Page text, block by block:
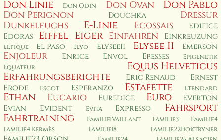
Don Linie Don Odin Don Ovan Don Pablo
Don Perignon Douchka
Dressur
Dunkelfuchs
E-Linie Ecossais
Edifice
Edoras
Eiffel Eiger Einfahren Einkreuzung
Elfique El Paso Elyo ElyseeII Elysee II Emerson
Enjoleur Enrice Envol Epesses
Epigenetik
Equateur
Equus Helveticus
Erfahrungsberichte
Eric Renaud
Ernest
Erode
Escot Esperanzo Estafette Etendard
Ethan Eucario Euredice Euro
Everton
Evian
Evident Evita Expresso
Fahrsport
Fahrtraining
Familie1Vaillant Familie3
Familie4
Familie4 Kermès
Familie18 Familie22Doktryner